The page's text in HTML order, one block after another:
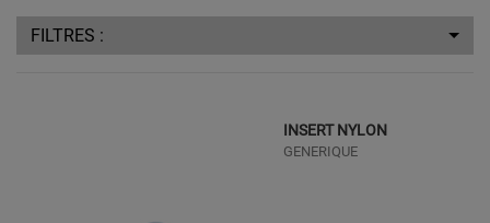
FILTRES :
INSERT NYLON
GENERIQUE